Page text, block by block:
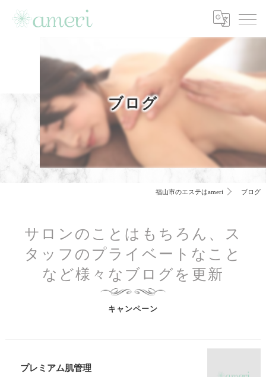
ブログ
福山市のエステはameri ブログ
サロンのことはもちろん、ス
タッフのプライベートなこと
など様々なブログを更新
キャンペーン
プレミアム肌管理